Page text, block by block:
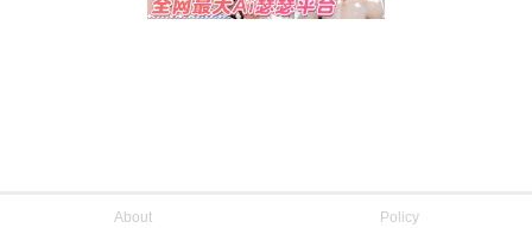
About Policy